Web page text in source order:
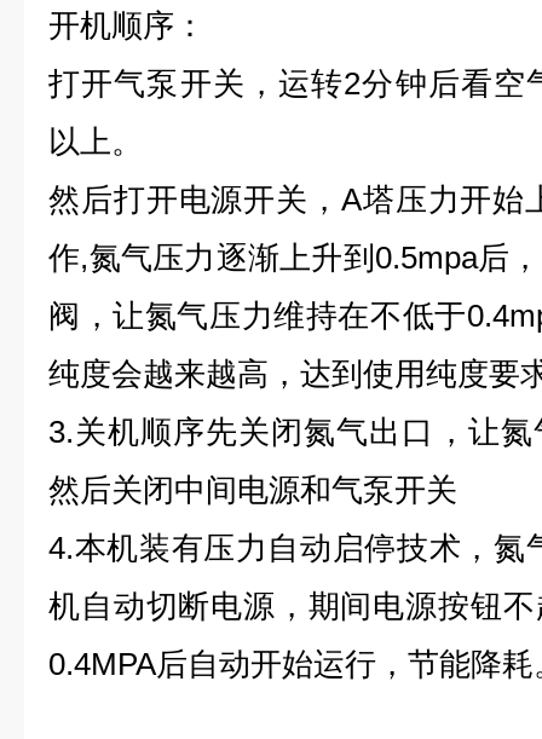
开机顺序：
打开气泵开关，运转2分钟后看空
以上。
然后打开电源开关，A塔压力开始
作,氮气压力逐渐上升到0.5mpa后
阀，让氮气压力维持在不低于
纯度会越来越高，达到使用纯度要
3.关机顺序先关闭氮气出口，让
然后关闭中间电源和气泵开关
4.本机装有压力自动启停技术，氮
机自动切断电源，期间电源按钮
0.4MPA后自动开始运行，节能降耗